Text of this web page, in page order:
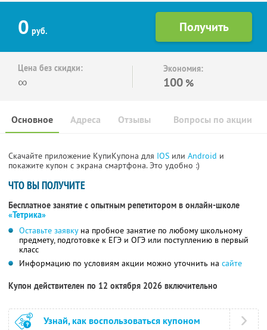
0 руб.
Цена без скидки:
∞
Экономия:
100 %
Основное Отзывы Вопросы по акции
Адреса
Скачайте приложение КупиКупона для IOS или Android и
покажите купон с экрана смартфона. Это удобно :)
ЧТО ВЫ ПОЛУЧИТЕ
Бесплатное занятие с опытным репетитором в онлайн-школе
«Тетрика»
Оставьте заявкуна пробное занятие по любому школьному
предмету, подготовке к ЕГЭ и ОГЭ или поступлению в первый
класс
Информацию по условиям акции можно уточнить на сайте
Купон действителен по 12 октября 2026 включительно
Узнай, как воспользоваться купоном